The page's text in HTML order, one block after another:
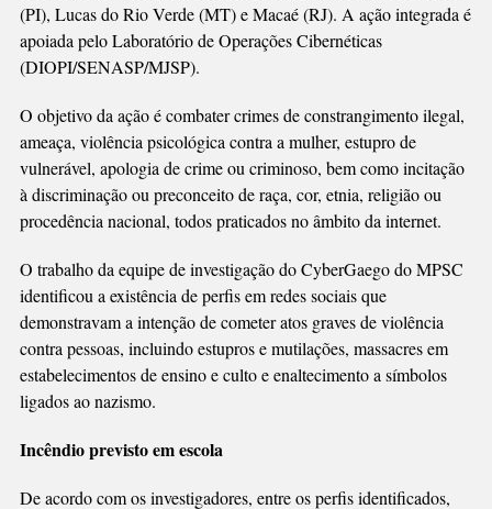
(PI), Lucas do Rio Verde (MT) e Macaé (RJ). A ação integrada é
apoiada pelo Laboratório de Operações Cibernéticas
(DIOPI/SENASP/MJSP).
O objetivo da ação é combater crimes de constrangimento ilegal,
ameaça, violência psicológica contra a mulher, estupro de
vulnerável, apologia de crime ou criminoso, bem como incitação
à discriminação ou preconceito de raça, cor, etnia, religião ou
procedência nacional, todos praticados no âmbito da internet.
O trabalho da equipe de investigação do CyberGaego do MPSC
identificou a existência de perfis em redes sociais que
demonstravam a intenção de cometer atos graves de violência
contra pessoas, incluindo estupros e mutilações, massacres em
estabelecimentos de ensino e culto e enaltecimento a símbolos
ligados ao nazismo.
Incêndio previsto em escola
De acordo com os investigadores, entre os perfis identificados,